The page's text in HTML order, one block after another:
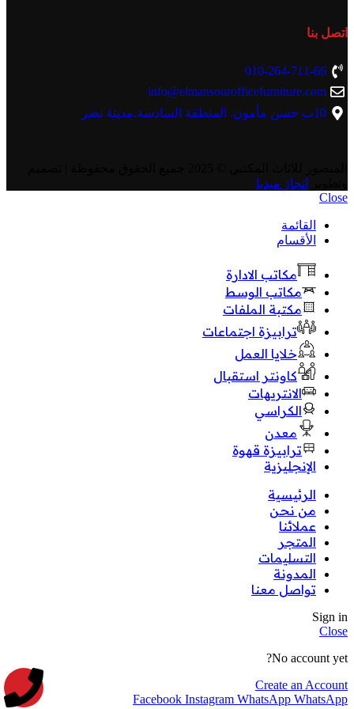
اتصل بنا
010-264-711-66
info@elmansourofficefurniture.com
10ب حسن مأمون. المنطقة السادسة.مدينة نصر
انجاز ميديا
Close
القائمة
الأقسام
مكاتب الادارة
مكاتب الوسط
مكتبة الملفات
ترابيزة اجتماعات
خلايا العمل
كاونتر استقبال
الانتريهات
الكراسي
معدن
ترابيزة قهوة
الإنجليزية
الرئيسية
من نحن
عملائنا
المتجر
التسليمات
المدونة
تواصل معنا
Sign in
Close
No account yet?
Create an Account
Facebook Instagram WhatsApp WhatsApp